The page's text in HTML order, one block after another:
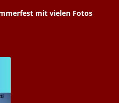
mit vielen Fotos